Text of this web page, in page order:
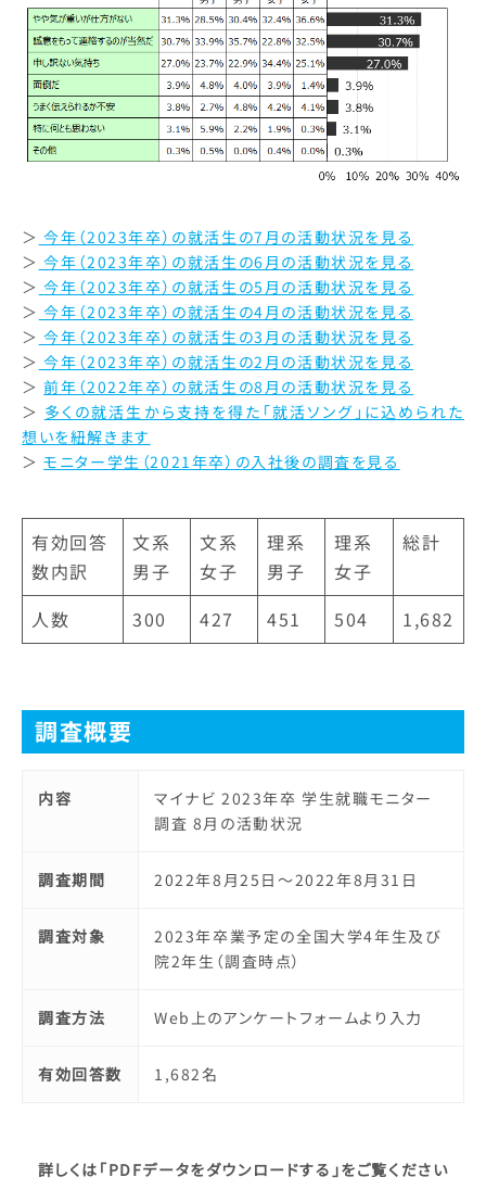
＞ 今年（2023年卒）の就活生の7月の活動状況を見る
＞ 今年（2023年卒）の就活生の6月の活動状況を見る
＞ 今年（2023年卒）の就活生の5月の活動状況を見る
＞ 今年（2023年卒）の就活生の4月の活動状況を見る
＞ 今年（2023年卒）の就活生の3月の活動状況を見る
＞ 今年（2023年卒）の就活生の2月の活動状況を見る
＞前年（2022年卒）の就活生の8月の活動状況を見る
＞ 多くの就活生から支持を得た「就活ソング」に込められた
想いを紐解きます
＞モニター学生（2021年卒）の入社後の調査を見る
有効回答
数内訳
文系
男子
文系
女子
理系
男子
理系
女子
総計
人数 300 427 451 504 1,682
調査概要
内容
マイナビ 2023年卒 学生就職モニター
調査 8月の活動状況
調査期間 2022年8月25日～2022年8月31日
調査対象
2023年卒業予定の全国大学4年生及び
院2年生（調査時点）
調査方法 Web上のアンケートフォームより入力
有効回答数 1,682名
詳しくは「PDFデータをダウンロードする」をご覧ください